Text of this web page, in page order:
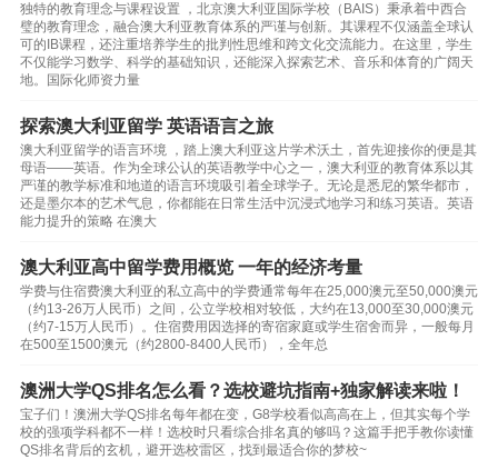
独特的教育理念与课程设置 ，北京澳大利亚国际学校（BAIS）秉承着中西合
璧的教育理念，融合澳大利亚教育体系的严谨与创新。其课程不仅涵盖全球认
可的IB课程，还注重培养学生的批判性思维和跨文化交流能力。在这里，学生
不仅能学习数学、科学的基础知识，还能深入探索艺术、音乐和体育的广阔天
地。国际化师资力量
探索澳大利亚留学 英语语言之旅
澳大利亚留学的语言环境 ，踏上澳大利亚这片学术沃土，首先迎接你的便是其
母语——英语。作为全球公认的英语教学中心之一，澳大利亚的教育体系以其
严谨的教学标准和地道的语言环境吸引着全球学子。无论是悉尼的繁华都市，
还是墨尔本的艺术气息，你都能在日常生活中沉浸式地学习和练习英语。英语
能力提升的策略 在澳大
澳大利亚高中留学费用概览 一年的经济考量
学费与住宿费澳大利亚的私立高中的学费通常每年在25,000澳元至50,000澳元
（约13-26万人民币）之间，公立学校相对较低，大约在13,000至30,000澳元
（约7-15万人民币）。住宿费用因选择的寄宿家庭或学生宿舍而异，一般每月
在500至1500澳元（约2800-8400人民币），全年总
澳洲大学QS排名怎么看？选校避坑指南+独家解读来啦！
宝子们！澳洲大学QS排名每年都在变，G8学校看似高高在上，但其实每个学
校的强项学科都不一样！选校时只看综合排名真的够吗？这篇手把手教你读懂
QS排名背后的玄机，避开选校雷区，找到最适合你的梦校~